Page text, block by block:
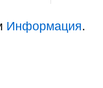
Информация.